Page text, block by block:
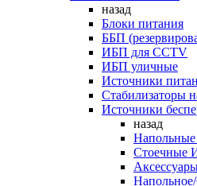
назад
Блоки питания
ББП
ИБП для CCTV
ИБП уличные
Источники
Стабилизаторы
Источники
назад
Стоечные